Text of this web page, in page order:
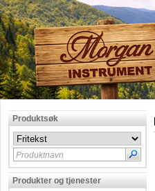
Produktsøk
Produktnavn
Produkter og tjenester